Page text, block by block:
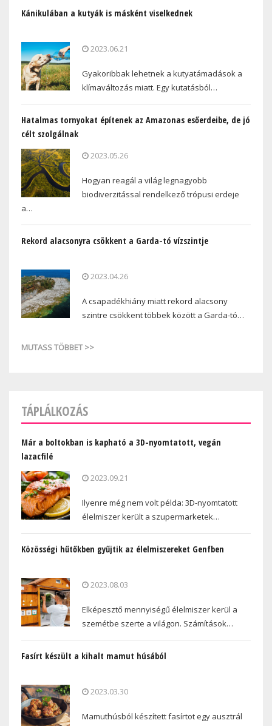
Kánikulában a kutyák is másként viselkednek
2023.06.21
Gyakoribbak lehetnek a kutyatámadások a
klímaváltozás miatt. Egy kutatásból…
Hatalmas tornyokat építenek az Amazonas esőerdeibe, de jó
célt szolgálnak
2023.05.26
Hogyan reagál a világ legnagyobb
biodiverzitással rendelkező trópusi erdeje
a…
Rekord alacsonyra csökkent a Garda-tó vízszintje
2023.04.26
A csapadékhiány miatt rekord alacsony
szintre csökkent többek között a Garda-tó…
MUTASS TÖBBET >>
TÁPLÁLKOZÁS
Már a boltokban is kapható a 3D-nyomtatott, vegán
lazacfilé
2023.09.21
Ilyenre még nem volt példa: 3D-nyomtatott
élelmiszer került a szupermarketek…
Közösségi hűtőkben gyűjtik az élelmiszereket Genfben
2023.08.03
Elképesztő mennyiségű élelmiszer kerül a
szemétbe szerte a világon. Számítások…
Fasírt készült a kihalt mamut húsából
2023.03.30
Mamuthúsból készített fasírtot egy ausztrál